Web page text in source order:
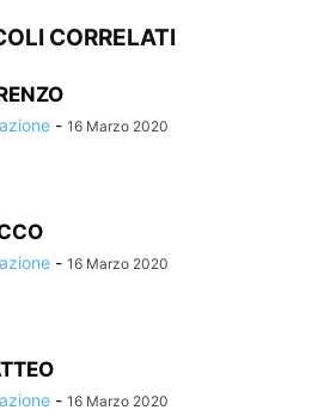
CORRELATI
- 16 Marzo 2020
- 16 Marzo 2020
- 16 Marzo 2020